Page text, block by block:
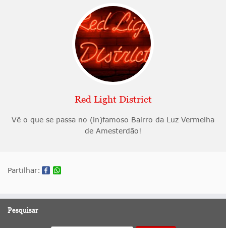
Red Light District
Vê o que se passa no (in)famoso Bairro da Luz Vermelha
de Amesterdão!
Partilhar:
Pesquisar